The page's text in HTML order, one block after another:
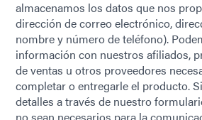
almacenamos los datos que nos
dirección de correo electrónico,
nombre y número de teléfono).
información con nuestros afiliados,
de ventas u otros proveedores
completar o entregarle el producto.
detalles a través de nuestro